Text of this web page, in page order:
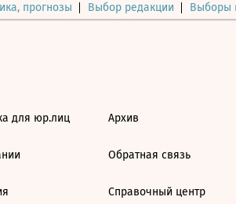
прогнозы Выбор редакции Выборы
для юр.лиц Архив
Обратная связь
Справочный центр